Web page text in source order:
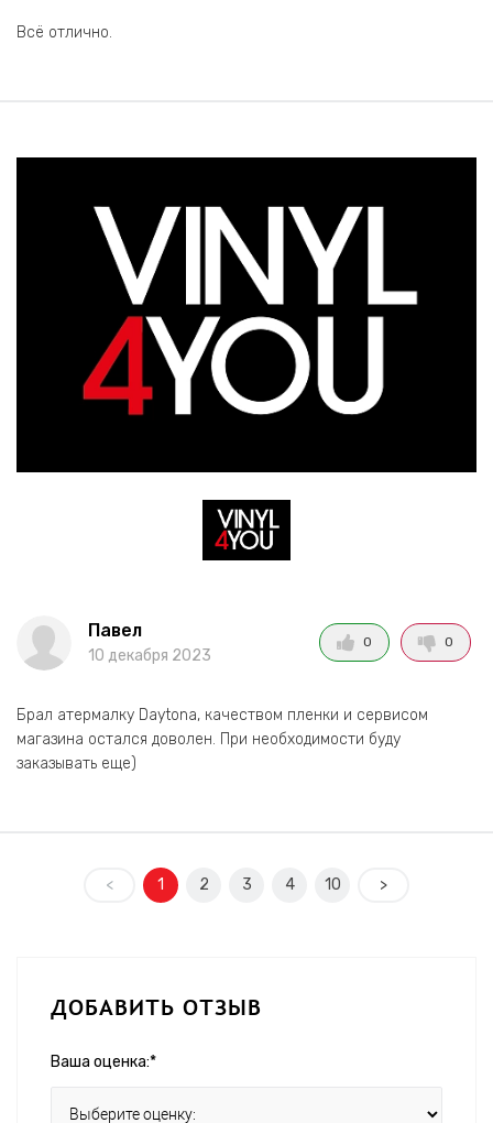
Всё отлично.
Павел
10 декабря 2023
0 0
Брал атермалку Daytona, качеством пленки и сервисом
магазина остался доволен. При необходимости буду
заказывать еще)
< 1 2 3 4 10 >
ДОБАВИТЬ ОТЗЫВ
Ваша оценка:*